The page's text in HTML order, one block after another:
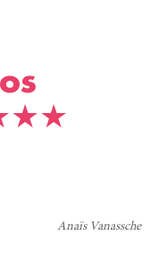
Anaïs Vanassche